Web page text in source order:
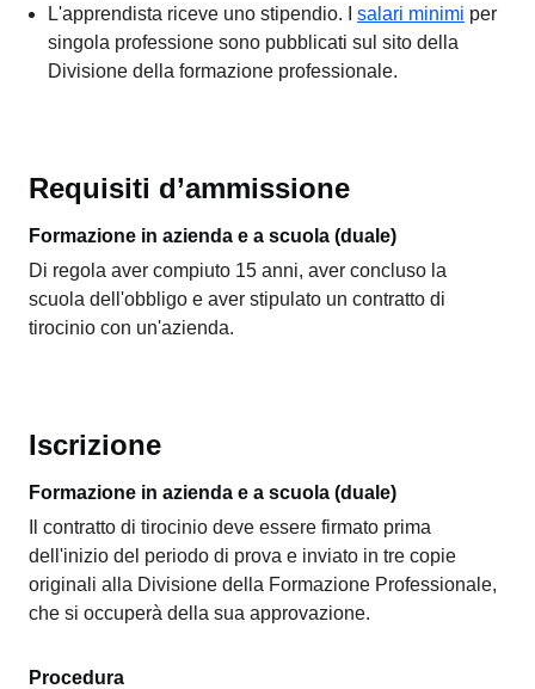
L'apprendista riceve uno stipendio. I salari minimi per
singola professione sono pubblicati sul sito della
Divisione della formazione professionale.
Requisiti d’ammissione
Formazione in azienda e a scuola (duale)
Di regola aver compiuto 15 anni, aver concluso la
scuola dell'obbligo e aver stipulato un contratto di
tirocinio con un'azienda.
Iscrizione
Formazione in azienda e a scuola (duale)
Il contratto di tirocinio deve essere firmato prima
dell'inizio del periodo di prova e inviato in tre copie
originali alla Divisione della Formazione Professionale,
che si occuperà della sua approvazione.
Procedura